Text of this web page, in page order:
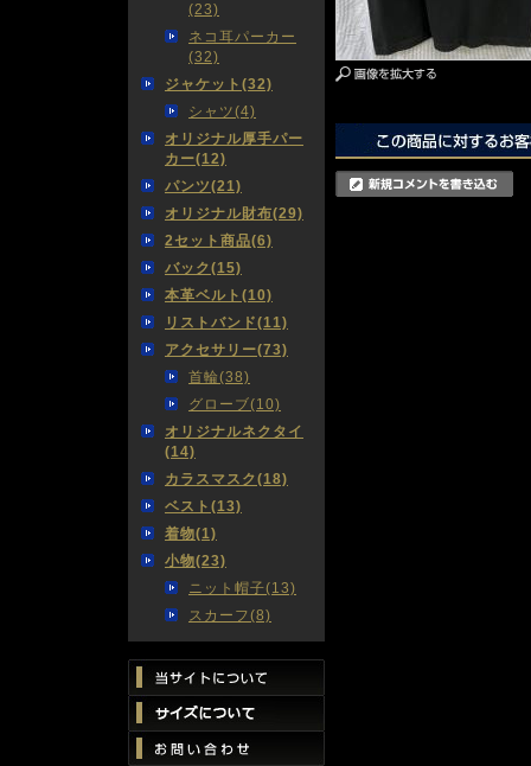
(23)
ネコ耳パーカー
(32)
ジャケット(32)
シャツ(4)
オリジナル厚手パー
カー(12)
パンツ(21)
オリジナル財布(29)
2セット商品(6)
バック(15)
本革ベルト(10)
リストバンド(11)
アクセサリー(73)
首輪(38)
グローブ(10)
オリジナルネクタイ
(14)
カラスマスク(18)
ベスト(13)
着物(1)
小物(23)
ニット帽子(13)
スカーフ(8)